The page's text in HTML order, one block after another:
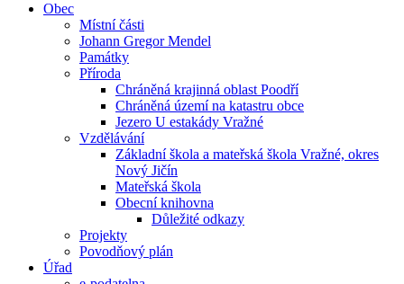
Obec
Místní části
Johann Gregor Mendel
Památky
Příroda
Chráněná krajinná oblast Poodří
Chráněná území na katastru obce
Jezero U estakády Vražné
Vzdělávání
Základní škola a mateřská škola Vražné, okres
Nový Jičín
Mateřská škola
Obecní knihovna
Důležité odkazy
Projekty
Povodňový plán
Úřad